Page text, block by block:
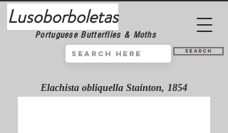
Lusoborboletas
Portuguese Butterflies & Moths
Search
Elachista obliquella Stainton, 1854